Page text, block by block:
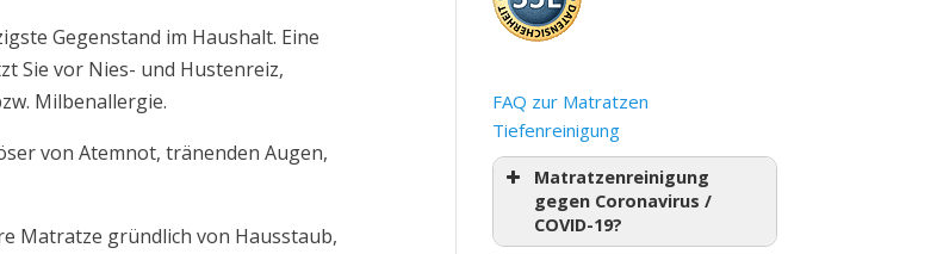
Gegenstand im Haushalt. Eine
Sie vor Nies- und Hustenreiz,
Milbenallergie.
von Atemnot, tränenden Augen,
Matratze gründlich von Hausstaub,
FAQ zur Matratzen
Tiefenreinigung
Matratzenreinigung
gegen Coronavirus /
COVID-19?